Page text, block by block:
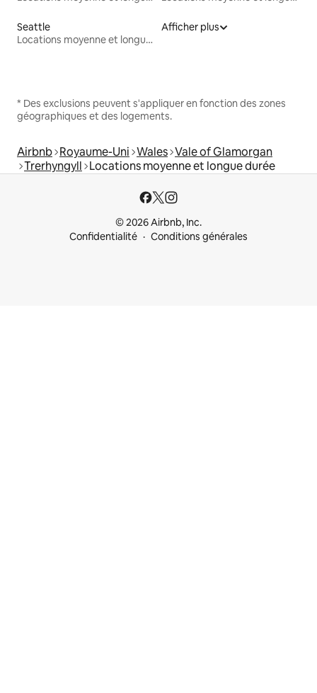
Seattle
Locations moyenne et longue durée
Afficher plus
* Des exclusions peuvent s'appliquer en fonction des zones
géographiques et des logements.
Airbnb Royaume-Uni Wales Vale of Glamorgan
Trerhyngyll Locations moyenne et longue durée
© 2026 Airbnb, Inc.
Confidentialité
Conditions générales